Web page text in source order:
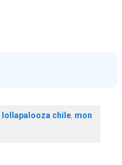
lollapalooza chile, mon